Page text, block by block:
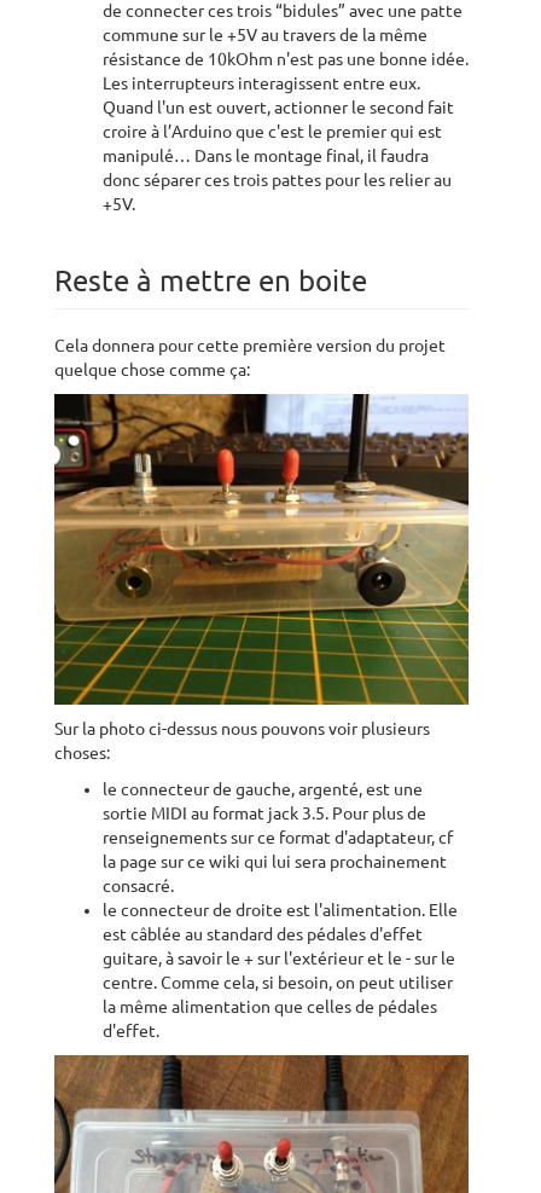
de connecter ces trois “bidules” avec une patte
commune sur le +5V au travers de la même
résistance de 10kOhm n'est pas une bonne idée.
Les interrupteurs interagissent entre eux.
Quand l'un est ouvert, actionner le second fait
croire à l’Arduino que c'est le premier qui est
manipulé… Dans le montage final, il faudra
donc séparer ces trois pattes pour les relier au
+5V.
Reste à mettre en boite
Cela donnera pour cette première version du projet
quelque chose comme ça:
Sur la photo ci-dessus nous pouvons voir plusieurs
choses:
le connecteur de gauche, argenté, est une
sortie MIDI au format jack 3.5. Pour plus de
renseignements sur ce format d'adaptateur, cf
la page sur ce wiki qui lui sera prochainement
consacré.
le connecteur de droite est l'alimentation. Elle
est câblée au standard des pédales d'effet
guitare, à savoir le + sur l'extérieur et le - sur le
centre. Comme cela, si besoin, on peut utiliser
la même alimentation que celles de pédales
d'effet.